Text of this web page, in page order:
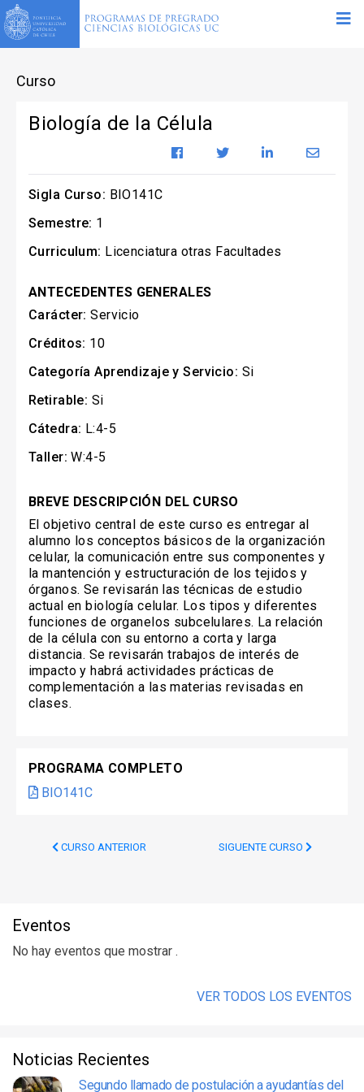
Curso
Biología de la Célula
Sigla Curso: BIO141C
Semestre: 1
Curriculum: Licenciatura otras Facultades
ANTECEDENTES GENERALES
Carácter: Servicio
Créditos: 10
Categoría Aprendizaje y Servicio: Si
Retirable: Si
Cátedra: L:4-5
Taller:W:4-5
BREVE DESCRIPCIÓN DEL CURSO
El objetivo central de este curso es entregar al
alumno los conceptos básicos de la organización
celular, la comunicación entre sus componentes y
la mantención y estructuración de los tejidos y
órganos. Se revisarán las técnicas de estudio
actual en biología celular. Los tipos y diferentes
funciones de organelos subcelulares. La relación
de la célula con su entorno a corta y larga
distancia. Se revisarán trabajos de interés de
impacto y habrá actividades prácticas de
complementación a las materias revisadas en
clases.
PROGRAMA COMPLETO
BIO141C
CURSO ANTERIOR SIGUENTE CURSO
Eventos
No hay eventos que mostrar .
VER TODOS LOS EVENTOS
Noticias Recientes
Segundo llamado de postulación a ayudantías del